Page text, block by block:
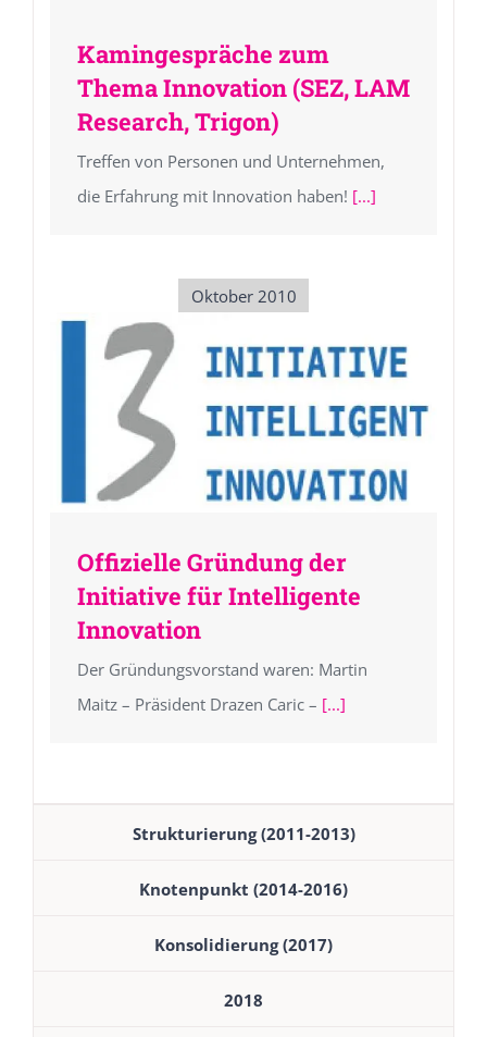
Kamingespräche zum
Thema Innovation (SEZ, LAM
Research, Trigon)
Treffen von Personen und Unternehmen,
die Erfahrung mit Innovation haben! [...]
Oktober 2010
Offizielle Gründung der
Initiative für Intelligente
Innovation
Der Gründungsvorstand waren: Martin
Maitz – Präsident Drazen Caric – [...]
Strukturierung (2011-2013)
Knotenpunkt (2014-2016)
Konsolidierung (2017)
2018